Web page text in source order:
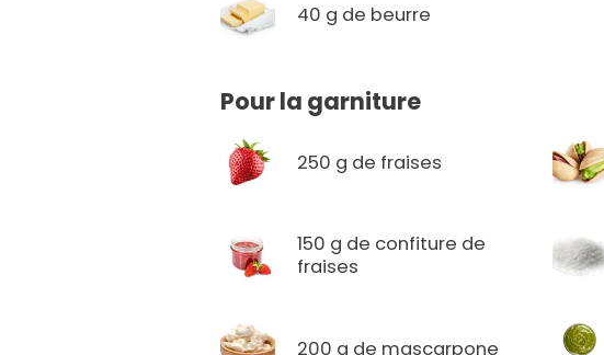
40 g de beurre
Pour la garniture
250 g de fraises
150 g de confiture de
fraises
200 g de mascarpone